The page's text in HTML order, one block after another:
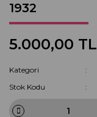
1932
5.000,00 TL
Kategori
Stok Kodu